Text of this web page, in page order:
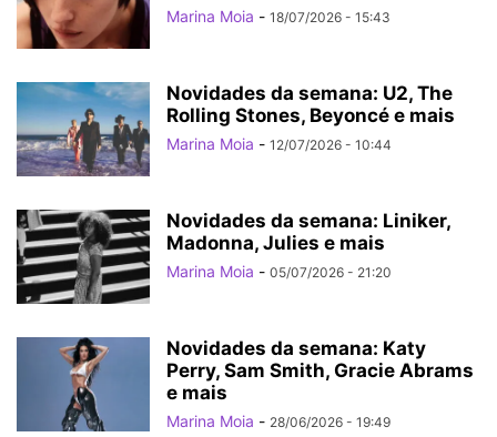
Marina Moia - 18/07/2026 - 15:43
Novidades da semana: U2, The
Rolling Stones, Beyoncé e mais
Marina Moia - 12/07/2026 - 10:44
Novidades da semana: Liniker,
Madonna, Julies e mais
Marina Moia - 05/07/2026 - 21:20
Novidades da semana: Katy
Perry, Sam Smith, Gracie Abrams
e mais
Marina Moia - 28/06/2026 - 19:49